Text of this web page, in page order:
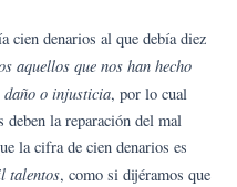
cien denarios al que debía diez
aquellos que nos han hecho
o injusticia, por lo cual
deben la reparación del mal
la cifra de cien denarios es
talentos, como si dijéramos que